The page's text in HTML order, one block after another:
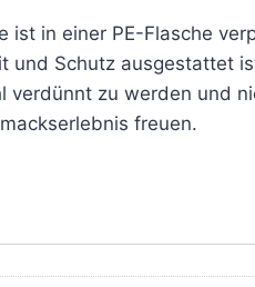
ist in einer PE-Flasche
und Schutz ausgestattet
verdünnt zu werden und
freuen.